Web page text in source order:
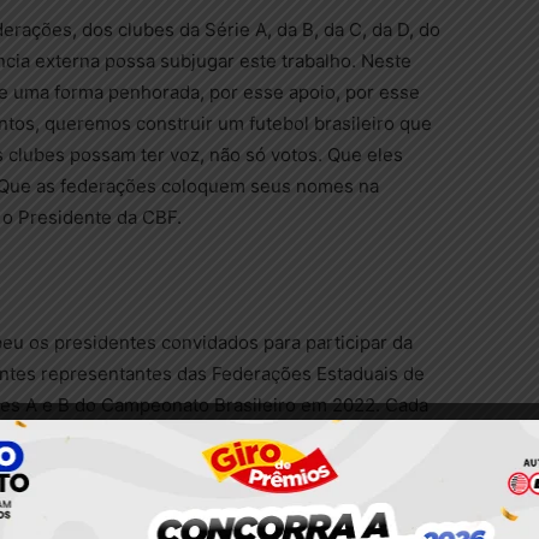
dos clubes da Série A, da B, da C, da D, do
externa possa subjugar este trabalho. Neste
forma penhorada, por esse apoio, por esse
queremos construir um futebol brasileiro que
possam ter voz, não só votos. Que eles
as federações coloquem seus nomes na
Presidente da CBF.
os presidentes convidados para participar da
representantes das Federações Estaduais de
A e B do Campeonato Brasileiro em 2022. Cada
previamente em Assembleia Geral
tiveram peso 3, os clubes da Série A